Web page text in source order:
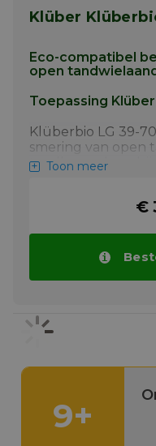
Klüber
Eco-compatibel
open
Toepassing
Klüberbio LG 39-
smering van open
toepassingen die
en/of een hoog
bijvoorbeeld in
langzaam
roersystemen.
Toon meer
€
9+